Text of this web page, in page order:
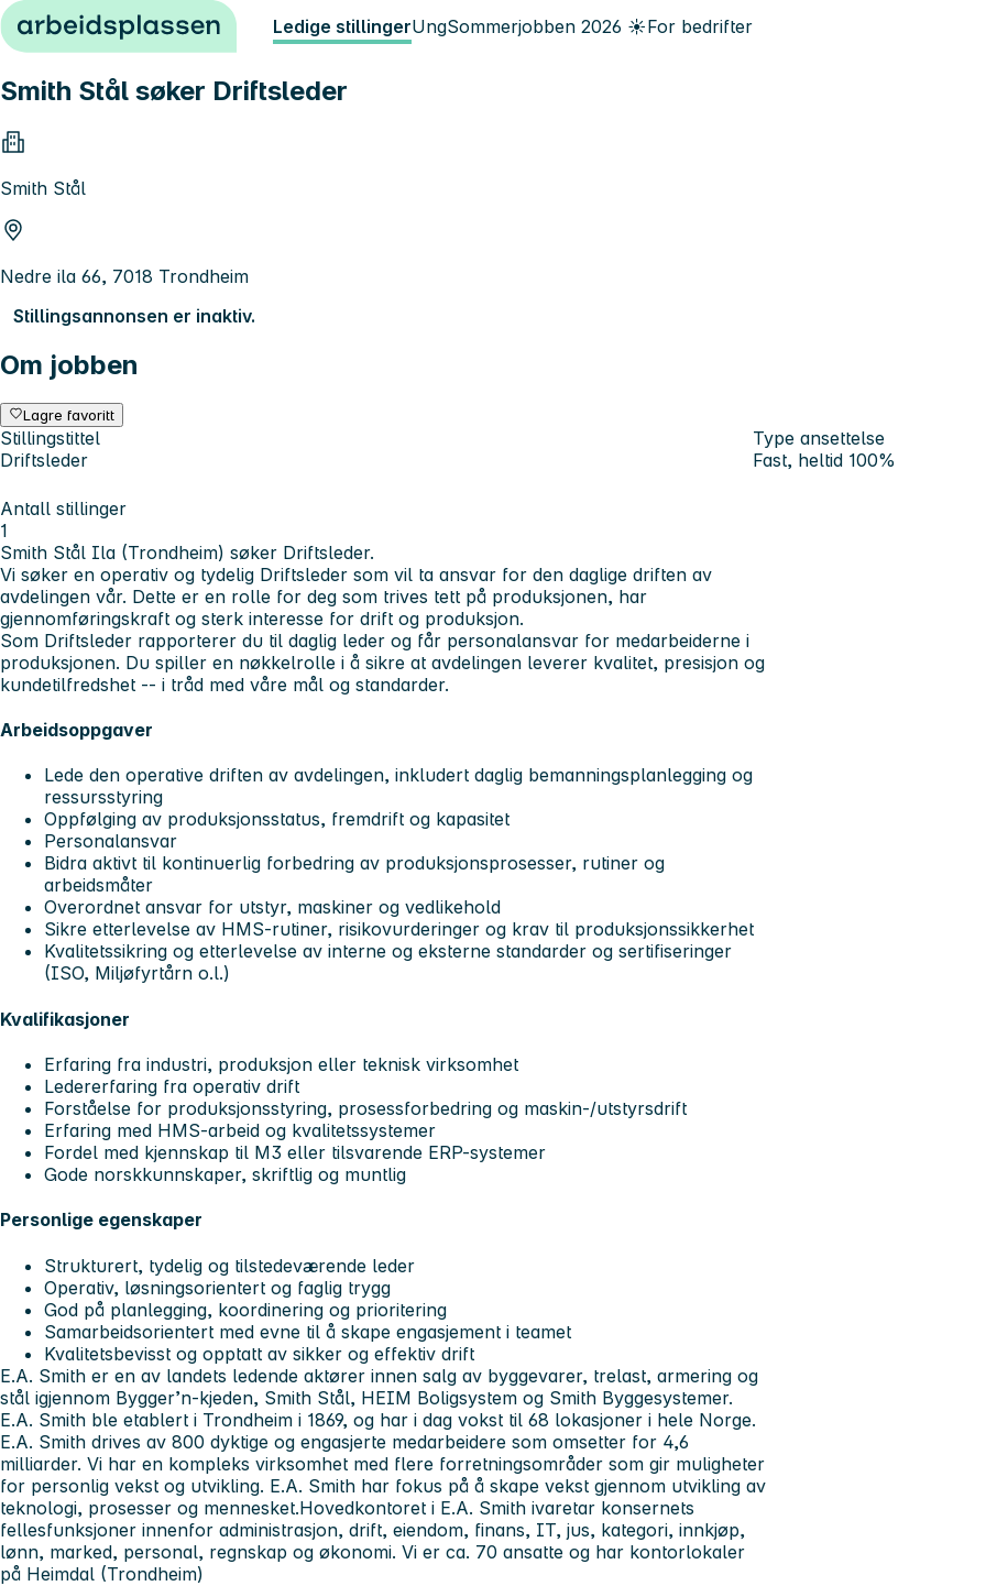
Hopp til innhold Ledige stillingerUngSommerjobben 2026 ☀️For bedrifter
Smith Stål søker Driftsleder
Smith Stål
Nedre ila 66, 7018 Trondheim
Stillingsannonsen er inaktiv.
Om jobben
Lagre favoritt
Stillingstittel
Driftsleder
Type ansettelse
Fast, heltid 100%
Antall stillinger
1
Smith Stål Ila (Trondheim) søker Driftsleder.
Vi søker en operativ og tydelig Driftsleder som vil ta ansvar for den daglige driften av
avdelingen vår. Dette er en rolle for deg som trives tett på produksjonen, har
gjennomføringskraft og sterk interesse for drift og produksjon.
Som Driftsleder rapporterer du til daglig leder og får personalansvar for medarbeiderne i
produksjonen. Du spiller en nøkkelrolle i å sikre at avdelingen leverer kvalitet, presisjon og
kundetilfredshet -- i tråd med våre mål og standarder.
Arbeidsoppgaver
Lede den operative driften av avdelingen, inkludert daglig bemanningsplanlegging og
ressursstyring
Oppfølging av produksjonsstatus, fremdrift og kapasitet
Personalansvar
Bidra aktivt til kontinuerlig forbedring av produksjonsprosesser, rutiner og
arbeidsmåter
Overordnet ansvar for utstyr, maskiner og vedlikehold
Sikre etterlevelse av HMS-rutiner, risikovurderinger og krav til produksjonssikkerhet
Kvalitetssikring og etterlevelse av interne og eksterne standarder og sertifiseringer
(ISO, Miljøfyrtårn o.l.)
Kvalifikasjoner
Erfaring fra industri, produksjon eller teknisk virksomhet
Ledererfaring fra operativ drift
Forståelse for produksjonsstyring, prosessforbedring og maskin-/utstyrsdrift
Erfaring med HMS-arbeid og kvalitetssystemer
Fordel med kjennskap til M3 eller tilsvarende ERP-systemer
Gode norskkunnskaper, skriftlig og muntlig
Personlige egenskaper
Strukturert, tydelig og tilstedeværende leder
Operativ, løsningsorientert og faglig trygg
God på planlegging, koordinering og prioritering
Samarbeidsorientert med evne til å skape engasjement i teamet
Kvalitetsbevisst og opptatt av sikker og effektiv drift
E.A. Smith er en av landets ledende aktører innen salg av byggevarer, trelast, armering og
stål igjennom Bygger’n-kjeden, Smith Stål, HEIM Boligsystem og Smith Byggesystemer.
E.A. Smith ble etablert i Trondheim i 1869, og har i dag vokst til 68 lokasjoner i hele Norge.
E.A. Smith drives av 800 dyktige og engasjerte medarbeidere som omsetter for 4,6
milliarder. Vi har en kompleks virksomhet med flere forretningsområder som gir muligheter
for personlig vekst og utvikling. E.A. Smith har fokus på å skape vekst gjennom utvikling av
teknologi, prosesser og mennesket.Hovedkontoret i E.A. Smith ivaretar konsernets
fellesfunksjoner innenfor administrasjon, drift, eiendom, finans, IT, jus, kategori, innkjøp,
lønn, marked, personal, regnskap og økonomi. Vi er ca. 70 ansatte og har kontorlokaler
på Heimdal (Trondheim)